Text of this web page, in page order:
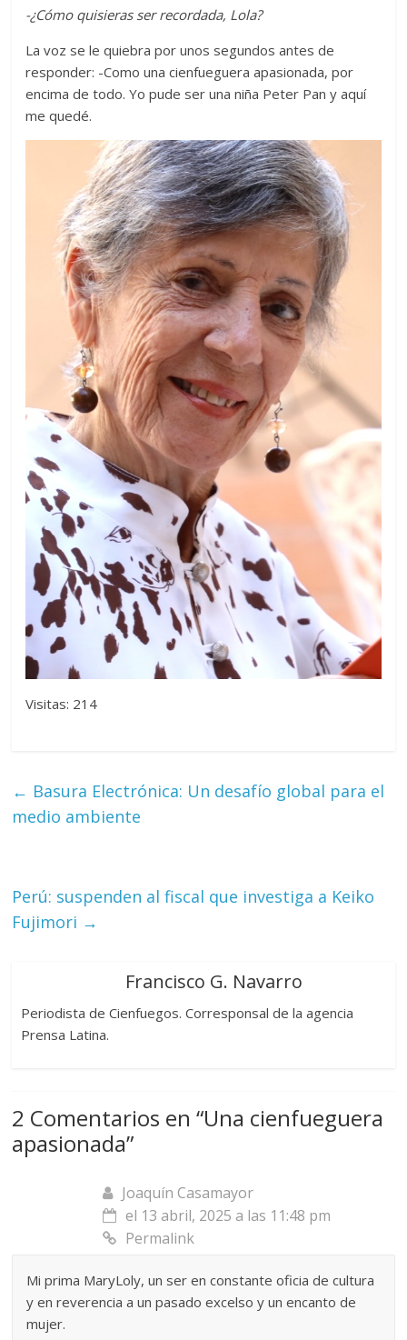
-¿Cómo quisieras ser recordada, Lola?
La voz se le quiebra por unos segundos antes de
responder: -Como una cienfueguera apasionada, por
encima de todo. Yo pude ser una niña Peter Pan y aquí
me quedé.
Visitas: 214
← Basura Electrónica: Un desafío global para el
medio ambiente
Perú: suspenden al fiscal que investiga a Keiko
Fujimori →
Francisco G. Navarro
Periodista de Cienfuegos. Corresponsal de la agencia
Prensa Latina.
2 Comentarios en “Una cienfueguera
apasionada”
Joaquín Casamayor
el 13 abril, 2025 a las 11:48 pm
Permalink
Mi prima MaryLoly, un ser en constante oficia de cultura
y en reverencia a un pasado excelso y un encanto de
mujer.